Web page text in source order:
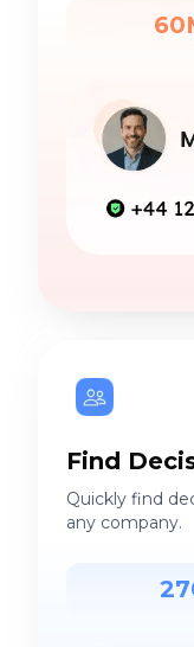
Find
Quickly find
any company.